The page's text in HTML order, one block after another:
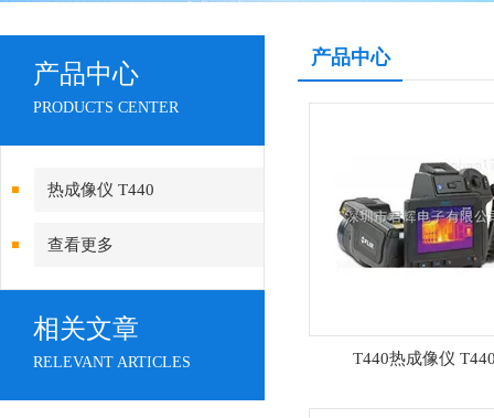
产品中心
PRODUCTS CENTER
热成像仪 T440
查看更多
相关文章
RELEVANT ARTICLES
产品中心
T440热成像仪